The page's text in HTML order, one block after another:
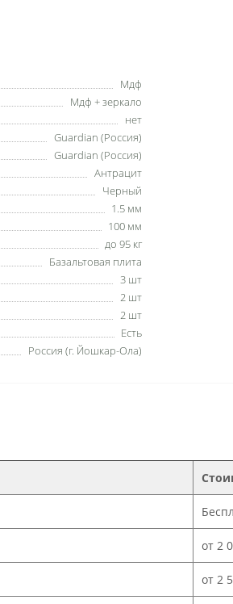
Мдф
Мдф + зеркало
нет
Guardian (Россия)
Guardian (Россия)
Антрацит
Черный
1.5 мм
100 мм
до 95 кг
Базальтовая плита
3 шт
2 шт
2 шт
Есть
Россия (г. Йошкар-Ола)
от 2
от 2